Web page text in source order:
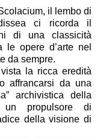
il lembo di
ci ricorda il
di una classicità
le opere d’arte nel
da sempre.
la ricca eredità
affrancarsi da una
archivistica della
un propulsore di
della visione di